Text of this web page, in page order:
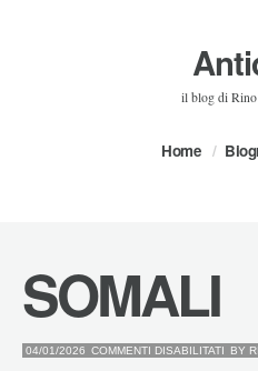
il blog di
Home
SOMALI
04/01/2026 COMMENTI DISABILITATI SU
BY